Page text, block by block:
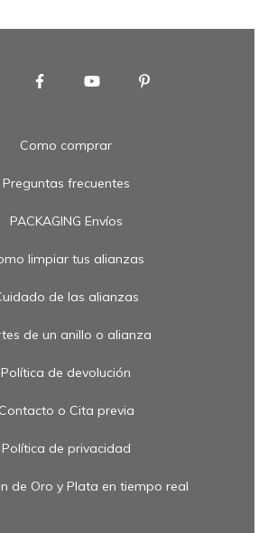
Como comprar
Preguntas frecuentes
PACKAGING Envíos
limpiar tus alianzas
de las alianzas
de un anillo o alianza
Política de devolución
Contacto o Cita previa
Política de privacidad
de Oro y Plata en tiempo real